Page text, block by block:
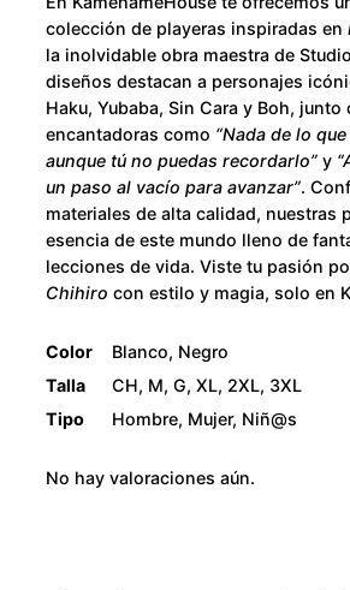
g
h
$
2
8
colección de playeras inspiradas en
la inolvidable obra maestra de
diseños destacan a personajes
Haku, Yubaba, Sin Cara y Boh, junto
encantadoras como “Nada de lo
aunque tú no puedas recordarlo” y
un paso al vacío para avanzar”.
materiales de alta calidad, nuestras
esencia de este mundo lleno de
lecciones de vida. Viste tu pasión
Chihiro con estilo y magia, solo en
Color
Blanco, Negro
Talla
CH, M, G, XL, 2XL, 3XL
Tipo
Hombre, Mujer, Niñ@s
No hay valoraciones aún.